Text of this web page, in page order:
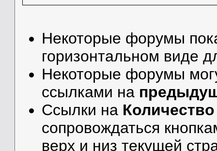
Некоторые форумы
горизонтальном виде
Некоторые форумы
ссылками на
Ссылки на
сопровождаться
верх и низ текущей